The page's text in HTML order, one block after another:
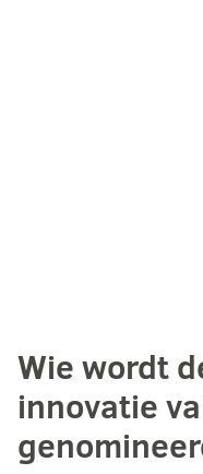
Wie wordt
innovatie